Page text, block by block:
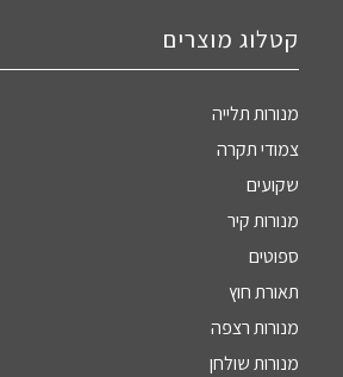
קטלוג מוצרים
מנורות תלייה
צמודי תקרה
שקועים
מנורות קיר
ספוטים
תאורת חוץ
מנורות רצפה
מנורות שולחן